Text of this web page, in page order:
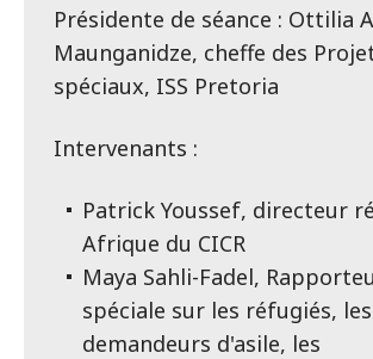
Présidente de séance : Ottilia
Maunganidze, cheffe des
spéciaux, ISS Pretoria
Intervenants :
Patrick Youssef, directeur
Afrique du CICR
Maya Sahli-Fadel,
spéciale sur les réfugiés, les
demandeurs d'asile, les